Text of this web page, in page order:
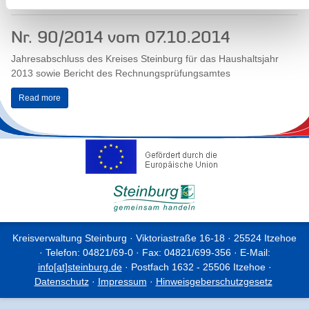
Nr. 90/2014 vom 07.10.2014
Jahresabschluss des Kreises Steinburg für das Haushaltsjahr
2013 sowie Bericht des Rechnungsprüfungsamtes
Read more
Kreisverwaltung Steinburg · Viktoriastraße 16-18 · 25524 Itzehoe
· Telefon: 04821/69-0 · Fax: 04821/699-356 · E-Mail:
info[at]steinburg.de· Postfach 1632 - 25506 Itzehoe ·
Datenschutz· Impressum · Hinweisgeberschutzgesetz